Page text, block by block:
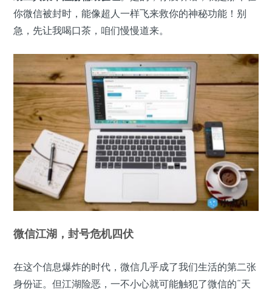
你微信被封时，能像超人一样飞来救你的神秘功能！别
急，先让我喝口茶，咱们慢慢道来。
微信江湖，封号危机四伏
在这个信息爆炸的时代，微信几乎成了我们生活的第二张
身份证。但江湖险恶，一不小心就可能触犯了微信的“天